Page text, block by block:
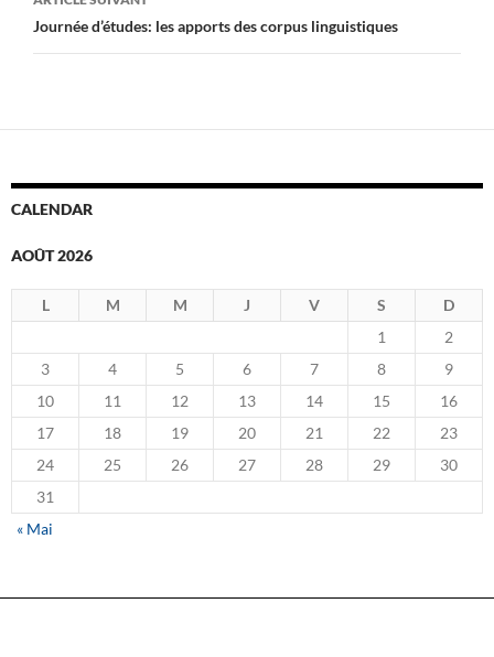
Journée d’études: les apports des corpus linguistiques
CALENDAR
AOÛT 2026
L M M J V S
D
1
2
3
4 5 6 7 8
9
10
11 12 13 14 15
16
17
18 19 20 21 22
23
24
25 26 27 28 29
30
31
« Mai